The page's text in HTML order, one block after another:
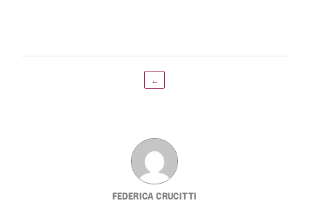
←
FEDERICA CRUCITTI